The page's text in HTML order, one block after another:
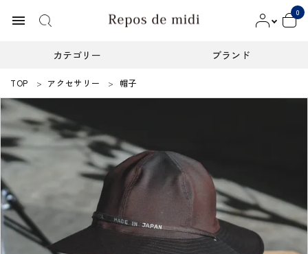
menu
0
カテゴリー ブランド
ACCOUNT MENU
ようこそ ゲスト 様
meeting_room ログイン person
ブランド
インフォメーション
TOP アクセサリー 帽子